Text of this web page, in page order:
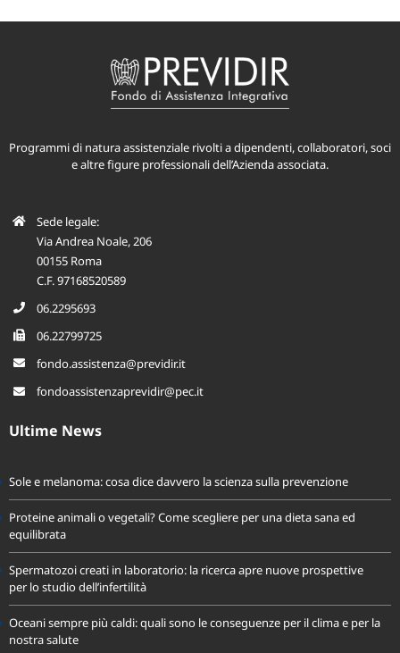
Programmi di natura assistenziale rivolti a dipendenti, collaboratori, soci
e altre figure professionali dell’Azienda associata.
Sede legale:
Via Andrea Noale, 206
00155 Roma
C.F. 97168520589
06.2295693
06.22799725
fondo.assistenza@previdir.it
fondoassistenzaprevidir@pec.it
Ultime News
Sole e melanoma: cosa dice davvero la scienza sulla prevenzione
Proteine animali o vegetali? Come scegliere per una dieta sana ed
equilibrata
Spermatozoi creati in laboratorio: la ricerca apre nuove prospettive
per lo studio dell’infertilità
Oceani sempre più caldi: quali sono le conseguenze per il clima e per la
nostra salute